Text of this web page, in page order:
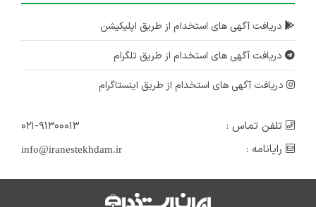
دریافت آگهی های استخدام از طریق اپلیکیشن
دریافت آگهی های استخدام از طریق تلگرام
دریافت آگهی های استخدام از طریق اینستاگرام
تلفن تماس :
۰۲۱-۹۱۳۰۰۰۱۳
رایانامه :
info@iranestekhdam.ir